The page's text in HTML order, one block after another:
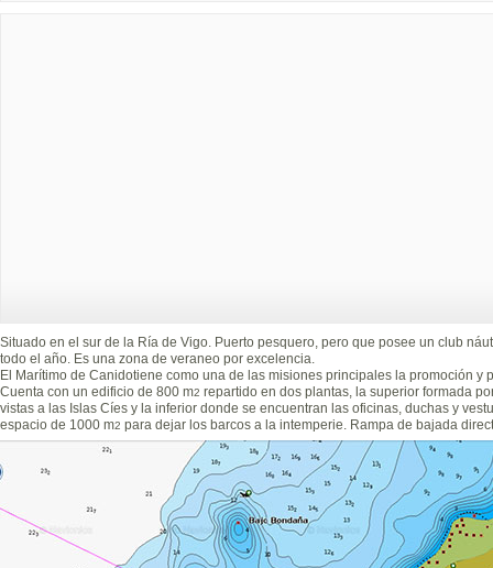
Situado en el sur de la Ría de Vigo. Puerto pesquero, pero que posee un club
todo el año. Es una zona de veraneo por excelencia.
El Marítimo de Canidotiene como una de las misiones principales la promoción y
Cuenta con un edificio de 800 m2 repartido en dos plantas, la superior formada
vistas a las Islas Cíes y la inferior donde se encuentran las oficinas, duchas y
espacio de 1000 m2 para dejar los barcos a la intemperie. Rampa de bajada